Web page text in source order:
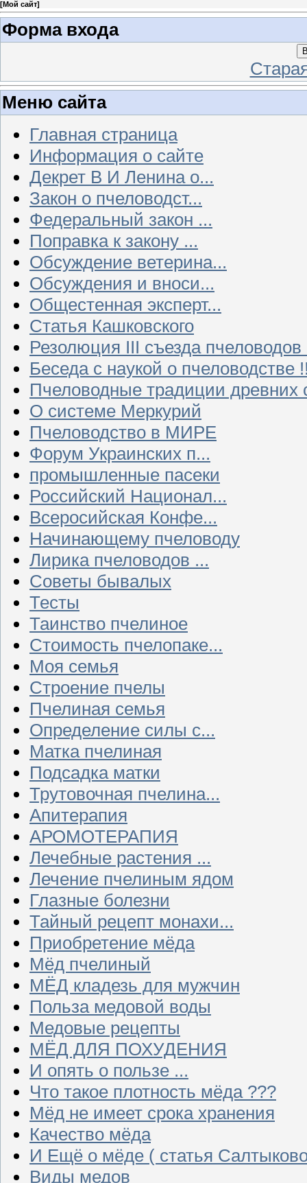
[Мой сайт]
Форма входа
Меню сайта
Главная страница
Информация о сайте
Декрет В И Ленина о...
Закон о пчеловодст...
Федеральный закон ...
Поправка к закону ...
Обсуждение ветерина...
Обсуждения и вноси...
Общестенная эксперт...
Статья Кашковского
Резолюция III съезда
Беседа с наукой о пчеловодстве
Пчеловодные традиции древних
О системе Меркурий
Пчеловодство в МИРЕ
Форум Украинских п...
промышленные пасеки
Российский Национал...
Всеросийская Конфе...
Начинающему пчеловоду
Лирика пчеловодов ...
Советы бывалых
Тесты
Таинство пчелиное
Стоимость пчелопаке...
Моя семья
Строение пчелы
Пчелиная семья
Определение силы с...
Матка пчелиная
Подсадка матки
Трутовочная пчелина...
Апитерапия
АРОМОТЕРАПИЯ
Лечебные растения ...
Лечение пчелиным ядом
Глазные болезни
Тайный рецепт монахи...
Приобретение мёда
Мёд пчелиный
МЁД кладезь для мужчин
Польза медовой воды
Медовые рецепты
МЁД ДЛЯ ПОХУДЕНИЯ
И опять о пользе ...
Что такое плотность мёда ???
Мёд не имеет срока хранения
Качество мёда
И Ещё о мёде ( статья
Виды медов